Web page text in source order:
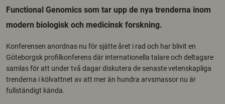
Functional Genomics som tar upp de nya trenderna inom
modern biologisk och medicinsk forskning.
Konferensen anordnas nu för sjätte året i rad och har blivit en
Göteborgsk profilkonferens där internationella talare och deltagare
samlas för att under två dagar diskutera de senaste vetenskapliga
trenderna i kölvattnet av att mer än hundra arvsmassor nu är
fullständigt kända.